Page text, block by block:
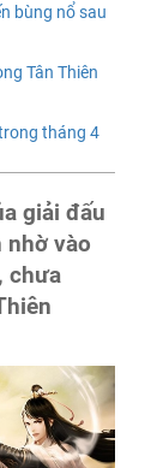
bùng nổ sau
Tân Thiên
tháng 4
giải đấu
nhờ vào
chưa